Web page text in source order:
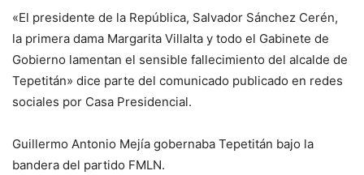
«El presidente de la República, Salvador Sánchez Cerén,
la primera dama Margarita Villalta y todo el Gabinete de
Gobierno lamentan el sensible fallecimiento del alcalde de
Tepetitán» dice parte del comunicado publicado en redes
sociales por Casa Presidencial.
Guillermo Antonio Mejía gobernaba Tepetitán bajo la
bandera del partido FMLN.